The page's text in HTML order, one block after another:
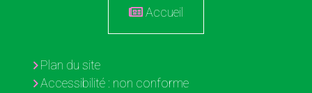
Accueil
Plan du site
Accessibilité : non conforme